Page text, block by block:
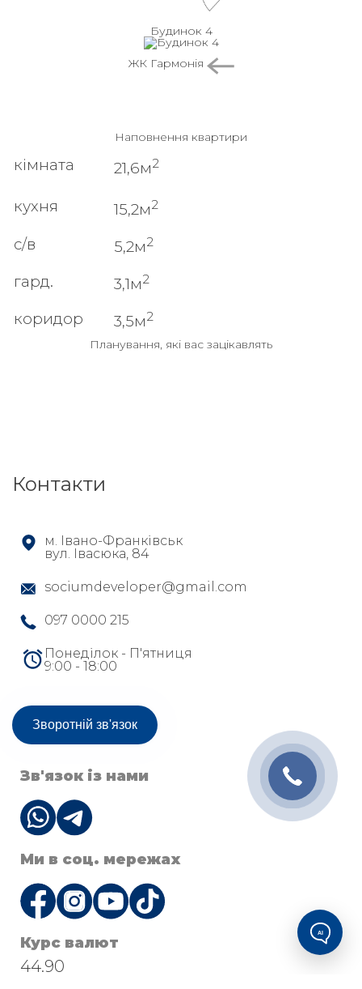
Будинок 4
ЖК Гармонія
Наповнення квартири
кімната 21,6м2
кухня 15,2м2
с/в 5,2м2
гард. 3,1м2
коридор 3,5м2
Планування, які вас зацікавлять
Контакти
м. Івано-Франківськ
вул. Івасюка, 84
sociumdeveloper@gmail.com
097 0000 215
Понеділок - П'ятниця
9:00 - 18:00
Зворотній зв'язок
Зв'язок із нами
Ми в соц. мережах
Курс валют
44.90
AI